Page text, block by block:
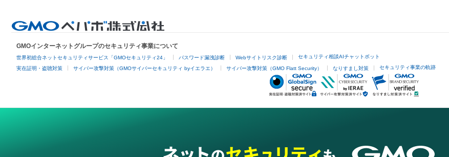
GMOインターネットグループのセキュリティ事業について
世界初総合ネットセキュリティサービス「GMOセキュリティ24」 パスワード漏洩診断 Webサイトリスク診断 セキュリティ相談AIチャットボット
実在証明・盗聴対策 サイバー攻撃対策（GMOサイバーセキュリティ byイエラエ） サイバー攻撃対策（GMO Flatt Security） なりすまし対策 セキュリティ事業の軌跡